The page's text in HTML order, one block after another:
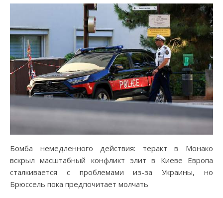
Бомба немедленного действия: теракт в Монако
вскрыл масштабный конфликт элит в Киеве Европа
сталкивается с проблемами из-за Украины, но
Брюссель пока предпочитает молчать